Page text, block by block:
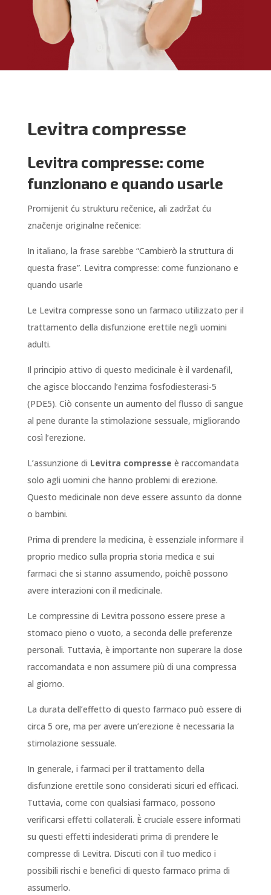
Levitra compresse
Levitra compresse: come
funzionano e quando usarle
Promijenit ću strukturu rečenice, ali zadržat ću
značenje originalne rečenice:
In italiano, la frase sarebbe “Cambierò la struttura di
questa frase”. Levitra compresse: come funzionano e
quando usarle
Le Levitra compresse sono un farmaco utilizzato per il
trattamento della disfunzione erettile negli uomini
adulti.
Il principio attivo di questo medicinale è il vardenafil,
che agisce bloccando l’enzima fosfodiesterasi-5
(PDE5). Ciò consente un aumento del flusso di sangue
al pene durante la stimolazione sessuale, migliorando
così l’erezione.
L’assunzione di Levitra compresse è raccomandata
solo agli uomini che hanno problemi di erezione.
Questo medicinale non deve essere assunto da donne
o bambini.
Prima di prendere la medicina, è essenziale informare il
proprio medico sulla propria storia medica e sui
farmaci che si stanno assumendo, poichê possono
avere interazioni con il medicinale.
Le compressine di Levitra possono essere prese a
stomaco pieno o vuoto, a seconda delle preferenze
personali. Tuttavia, è importante non superare la dose
raccomandata e non assumere più di una compressa
al giorno.
La durata dell’effetto di questo farmaco può essere di
circa 5 ore, ma per avere un’erezione è necessaria la
stimolazione sessuale.
In generale, i farmaci per il trattamento della
disfunzione erettile sono considerati sicuri ed efficaci.
Tuttavia, come con qualsiasi farmaco, possono
verificarsi effetti collaterali. È cruciale essere informati
su questi effetti indesiderati prima di prendere le
compresse di Levitra. Discuti con il tuo medico i
possibili rischi e benefici di questo farmaco prima di
assumerlo.